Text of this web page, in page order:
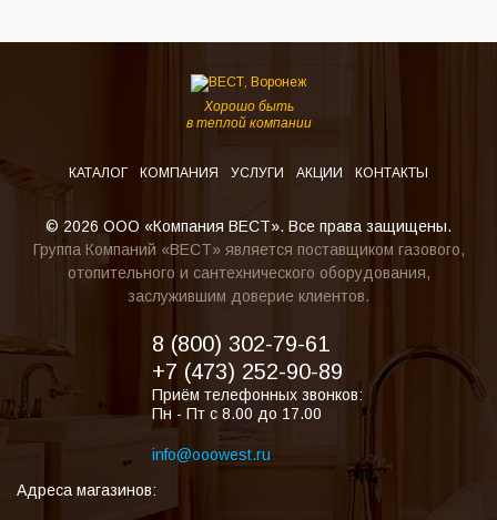
Хорошо быть
в теплой компании
КАТАЛОГ КОМПАНИЯ УСЛУГИ АКЦИИ КОНТАКТЫ
© 2026 ООО «Компания ВЕСТ». Все права защищены.
Группа Компаний «ВЕСТ» является поставщиком газового,
отопительного и сантехнического оборудования,
заслужившим доверие клиентов.
8 (800) 302-79-61
+7 (473) 252-90-89
Приём телефонных звонков:
Пн - Пт с 8.00 до 17.00
info@ooowest.ru
Адреса магазинов: